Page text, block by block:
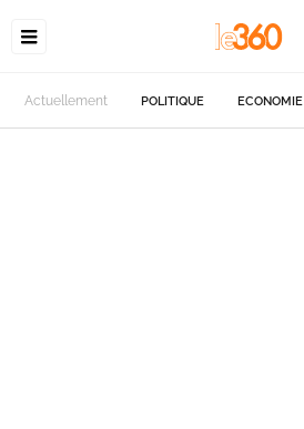
Actuellement POLITIQUE ECONOMIE